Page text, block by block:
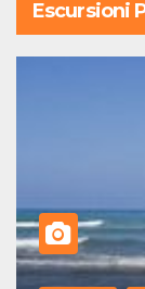
Escursioni